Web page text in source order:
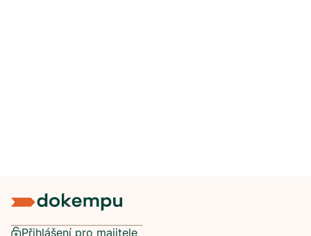
Přihlášení pro majitele